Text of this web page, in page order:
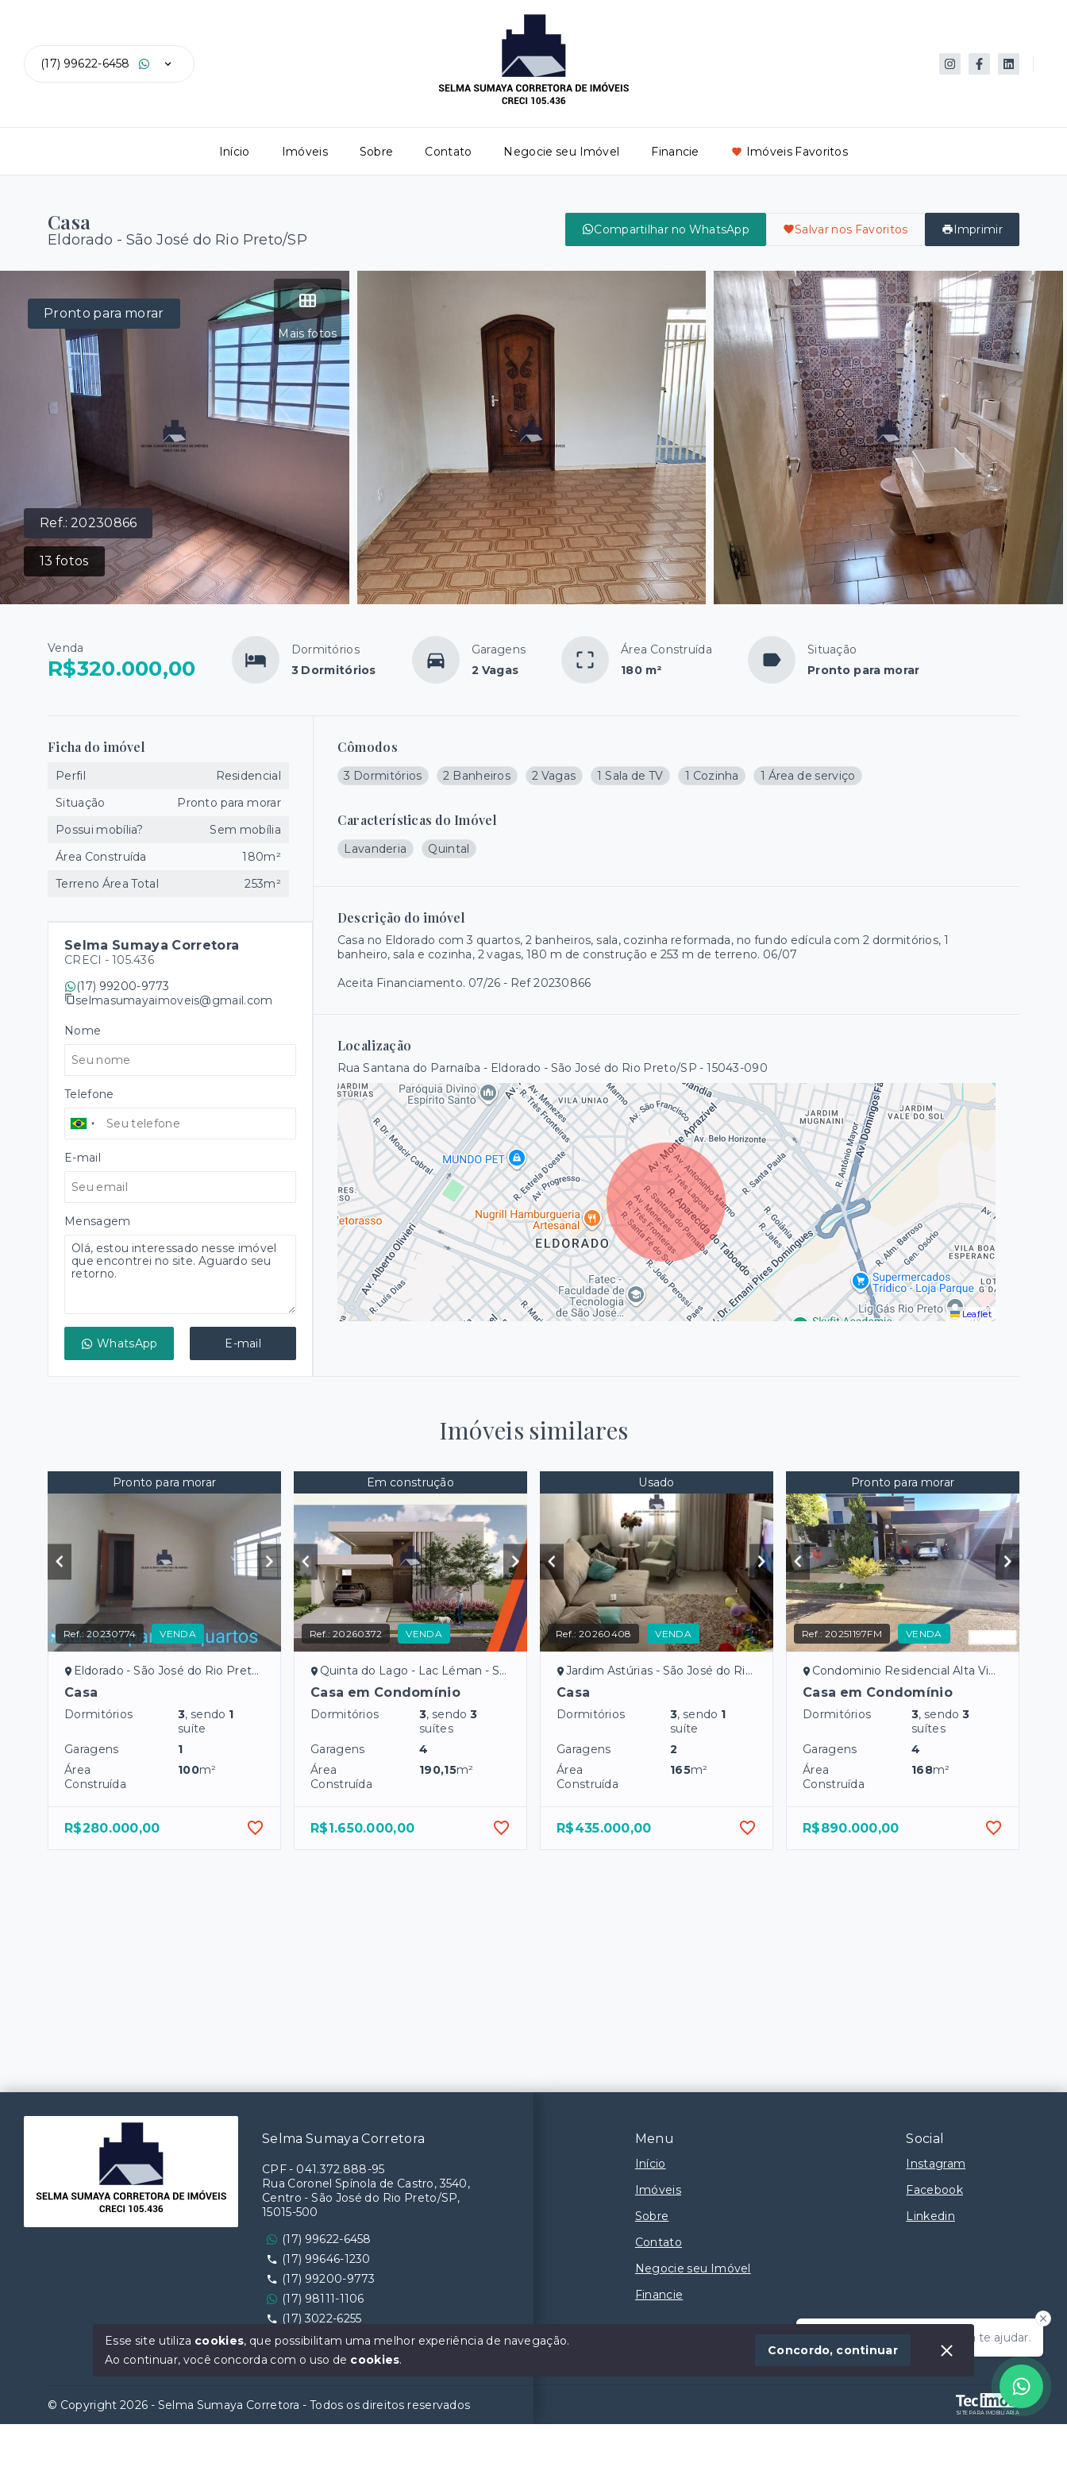
(17) 99622-6458
Início Imóveis Sobre Contato Negocie seu Imóvel Financie Imóveis Favoritos
Casa
Eldorado - São José do Rio Preto/SP
Compartilhar no WhatsApp Salvar nos Favoritos Imprimir
Ref.: 20230866
13 fotos
Mais fotos
Pronto para morar
Venda
R$320.000,00
Dormitórios
3 Dormitórios
Garagens
2 Vagas
Área Construída
180 m²
Situação
Pronto para morar
Cômodos
3 Dormitórios 2 Banheiros 2 Vagas 1 Sala de TV 1 Cozinha 1 Área de serviço
Características do Imóvel
Lavanderia Quintal
Descrição do imóvel
Casa no Eldorado com 3 quartos, 2 banheiros, sala, cozinha reformada, no fundo edícula com 2 dormitórios, 1
banheiro, sala e cozinha, 2 vagas, 180 m de construção e 253 m de terreno. 06/07
Aceita Financiamento. 07/26 - Ref 20230866
Localização
Rua Santana do Parnaíba - Eldorado - São José do Rio Preto/SP - 15043-090
Leaflet
Ficha do imóvel
Perfil
Residencial
Situação
Pronto para morar
Possui mobília?
Sem mobília
Área Construída
180m²
Terreno Área Total
253m²
Selma Sumaya Corretora
CRECI - 105.436
(17) 99200-9773
selmasumayaimoveis@gmail.com
Nome
Telefone
E-mail
Mensagem
WhatsApp E-mail
Imóveis similares
Pronto para morar
Ref.:20230774 VENDA
Eldorado - São José do Rio Preto/SP
Casa
Dormitórios 3, sendo 1
suíte
Garagens
1
Área
Construída
100m²
R$280.000,00
Em construção
Ref.:20260372 VENDA
Quinta do Lago - Lac Léman - São José do Rio Preto/SP
Casa em Condomínio
Dormitórios 3, sendo3
suítes
Garagens
4
Área
Construída
190,15m²
R$1.650.000,00
Usado
Ref.:20260408 VENDA
Jardim Astúrias - São José do Rio Preto/SP
Casa
Dormitórios 3, sendo 1
suíte
Garagens
2
Área
Construída
165m²
R$435.000,00
Pronto para morar
Ref.:20251197FM VENDA
Condominio Residencial Alta Vista - São José do Rio Preto/SP
Casa em Condomínio
Dormitórios 3, sendo3
suítes
Garagens
4
Área
Construída
168m²
R$890.000,00
Olá! Estamos disponíveis para te ajudar.
Menu
Início
Imóveis
Sobre
Contato
Negocie seu Imóvel
Financie
Social
Instagram
Facebook
Linkedin
SITE PARA IMOBILIARIA
Selma Sumaya Corretora
CPF- 041.372.888-95
Rua Coronel Spínola de Castro, 3540,
Centro - São José do Rio Preto/SP,
15015-500
(17) 99622-6458
(17) 99646-1230
(17) 99200-9773
(17) 98111-1106
(17) 3022-6255
Ver e-mail
© Copyright 2026 - Selma Sumaya Corretora - Todos os direitos reservados
Esse site utiliza cookies, que possibilitam uma melhor experiência de navegação.
Ao continuar, você concorda com o uso de cookies.
Concordo, continuar